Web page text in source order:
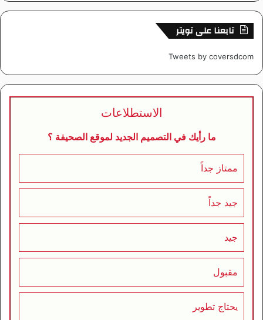
تابعنا على تويتر
Tweets by coversdcom
الاستطلاعات
ما رأيك في التصميم الجديد لموقع الصحيفة ؟
ممتاز جداً
جيد جداً
جيد
مقبول
يحتاج تطوير